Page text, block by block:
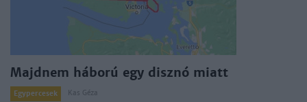
Majdnem háború egy disznó miatt
Egypercesek Kas Géza